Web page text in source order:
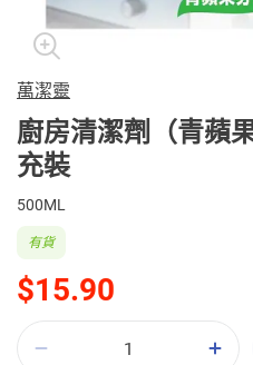
萬潔靈
廚房清潔劑（青蘋
充裝
500ML
$15.90
有貨